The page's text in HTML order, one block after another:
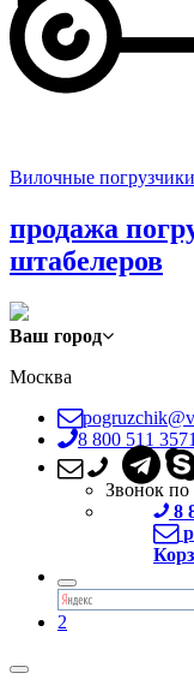
Вилочные погрузчики
продажа
штабелеров
Ваш город
Москва
8 800 511 3571
Звонок по
8
2